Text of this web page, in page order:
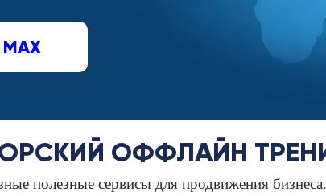
MAX
ОФФЛАЙН
полезные сервисы для продвижения